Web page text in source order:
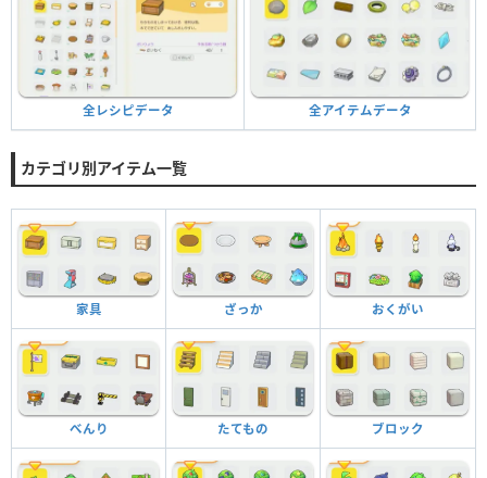
全レシピデータ 全アイテムデータ
カテゴリ別アイテム一覧
家具 ざっか おくがい
べんり たてもの ブロック